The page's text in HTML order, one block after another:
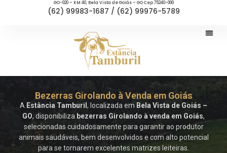
GO-020 – KM 40, Bela Vista de Goiás – GO Cep 75240-000
(62) 99983-1687 / (62) 99976-5789
Bezerras Girolando à Venda em Goiás
A Estância Tamburil , localizada em Bela Vista de Goiás –
GO, disponibiliza bezerras Girolando à venda em Goiás,
selecionadas cuidadosamente para garantir ao produtor
animais saudáveis, bem desenvolvidos e com alto potencial
para se tornarem excelentes matrizes leiteiras.